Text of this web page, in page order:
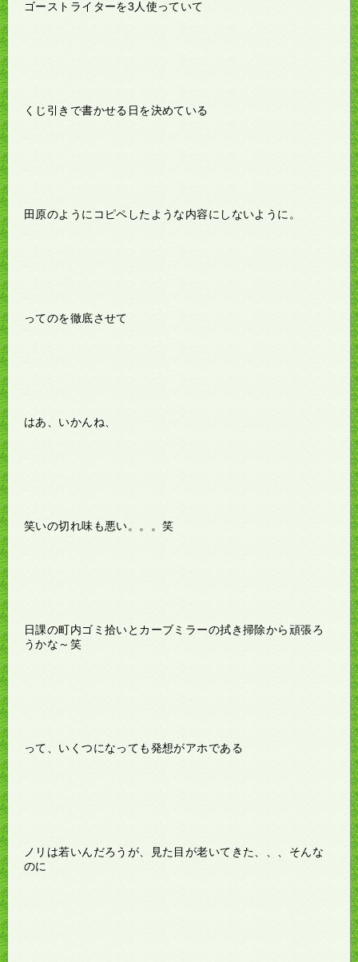
ゴーストライターを3人使っていて
くじ引きで書かせる日を決めている
田原のようにコピペしたような内容にしないように。
ってのを徹底させて
はあ、いかんね、
笑いの切れ味も悪い。。。笑
日課の町内ゴミ拾いとカーブミラーの拭き掃除から頑張ろ
うかな～笑
って、いくつになっても発想がアホである
ノリは若いんだろうが、見た目が老いてきた、、、そんな
のに